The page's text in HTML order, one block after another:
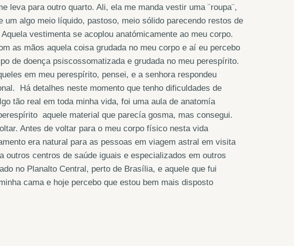
leva para outro quarto. Ali, ela me manda vestir uma ¨roupa¨,
algo meio líquido, pastoso, meio sólido parecendo restos de
vestimenta se acoplou anatómicamente ao meu corpo.
as mãos aquela coisa grudada no meu corpo e aí eu percebo
de doença psiscossomatizada e grudada no meu perespírito.
em meu perespírito, pensei, e a senhora respondeu
Há detalhes neste momento que tenho dificuldades de
tão real em toda minha vida, foi uma aula de anatomía
aquele material que parecía gosma, mas consegui.
Antes de voltar para o meu corpo físico nesta vida
era natural para as pessoas em viagem astral em visita
outros centros de saúde iguais e especializados em outros
no Planalto Central, perto de Brasília, e aquele que fui
cama e hoje percebo que estou bem mais disposto